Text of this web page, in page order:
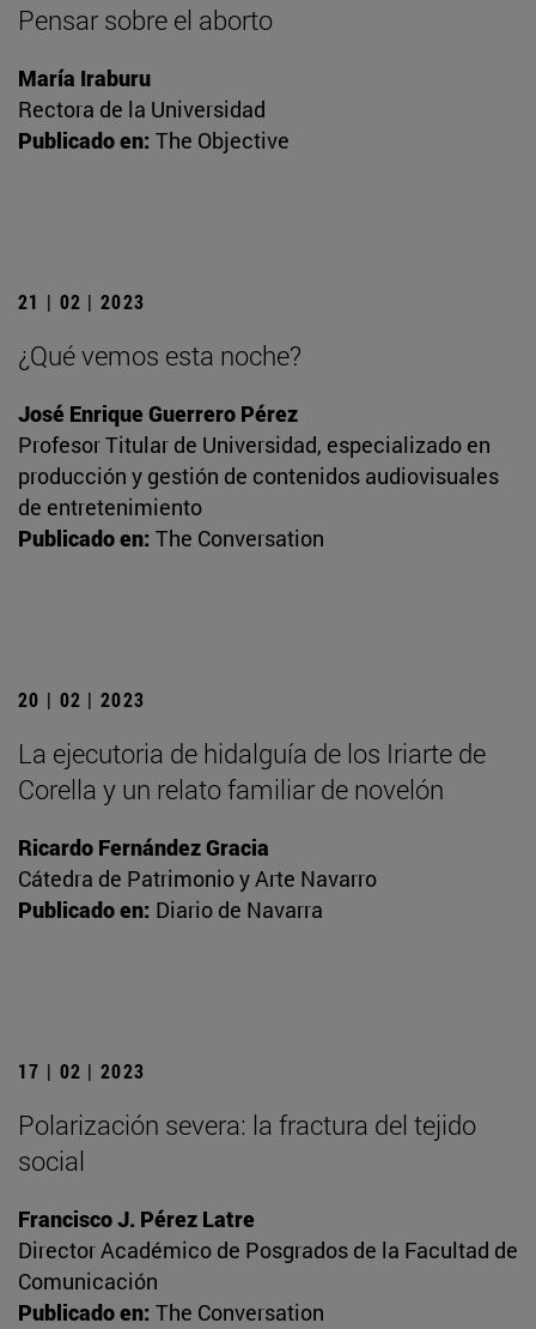
Pensar sobre el aborto
María Iraburu
Rectora de la Universidad
Publicado en: The Objective
21 | 02 | 2023
¿Qué vemos esta noche?
José Enrique Guerrero Pérez
Profesor Titular de Universidad, especializado en
producción y gestión de contenidos audiovisuales
de entretenimiento
Publicado en: The Conversation
20 | 02 | 2023
La ejecutoria de hidalguía de los Iriarte de
Corella y un relato familiar de novelón
Ricardo Fernández Gracia
Cátedra de Patrimonio y Arte Navarro
Publicado en: Diario de Navarra
17 | 02 | 2023
Polarización severa: la fractura del tejido
social
Francisco J. Pérez Latre
Director Académico de Posgrados de la Facultad de
Comunicación
Publicado en: The Conversation